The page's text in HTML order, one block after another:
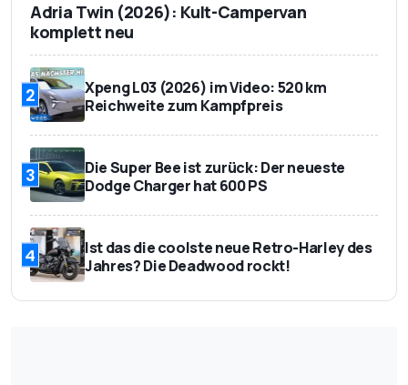
Adria Twin (2026): Kult-Campervan
komplett neu
2
Xpeng L03 (2026) im Video: 520 km
Reichweite zum Kampfpreis
3
Die Super Bee ist zurück: Der neueste
Dodge Charger hat 600 PS
4
Ist das die coolste neue Retro-Harley des
Jahres? Die Deadwood rockt!